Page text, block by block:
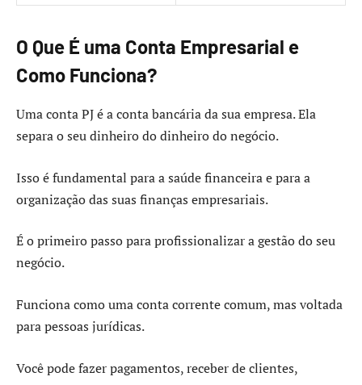
O Que É uma Conta Empresarial e
Como Funciona?
Uma conta PJ é a conta bancária da sua empresa. Ela
separa o seu dinheiro do dinheiro do negócio.
Isso é fundamental para a saúde financeira e para a
organização das suas finanças empresariais.
É o primeiro passo para profissionalizar a gestão do seu
negócio.
Funciona como uma conta corrente comum, mas voltada
para pessoas jurídicas.
Você pode fazer pagamentos, receber de clientes,